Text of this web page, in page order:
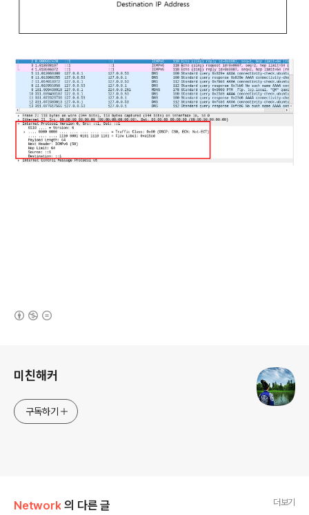
미친해커
구독하기
Network 의 다른 글 더보기